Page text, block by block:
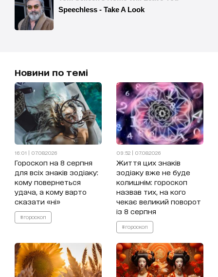
Новини по темі
16:01 | 07.08.2026
Гороскоп на 8 серпня
для всіх знаків зодіаку:
кому повернеться
удача, а кому варто
сказати «ні»
#гороскоп
09:52 | 07.08.2026
Життя цих знаків
зодіаку вже не буде
колишнім: гороскоп
назвав тих, на кого
чекає великий поворот
із 8 серпня
#гороскоп